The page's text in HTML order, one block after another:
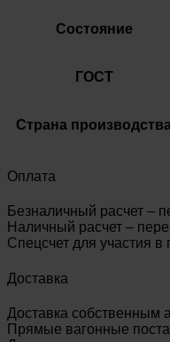
Состояние
ГОСТ
Страна
Оплата
Безналичный расчет –
Наличный расчет –
Спецсчет для участия
Доставка
Доставка собственным
Прямые вагонные